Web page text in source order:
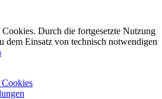
Durch die fortgesetzte Nutzung
dem Einsatz von technisch notwendigen